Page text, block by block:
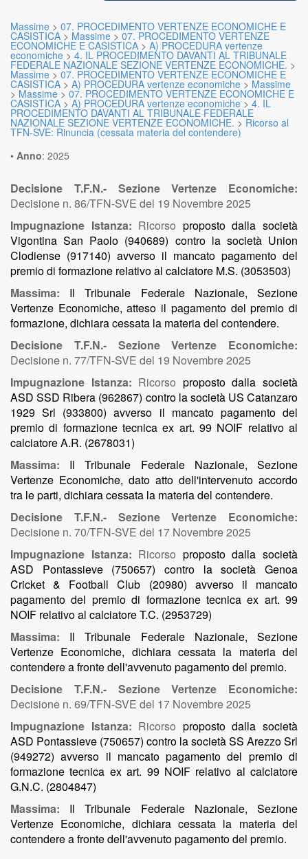
Massime > 07. PROCEDIMENTO VERTENZE ECONOMICHE E
CASISTICA > Massime > 07. PROCEDIMENTO VERTENZE
ECONOMICHE E CASISTICA > A) PROCEDURA vertenze
economiche > 4. IL PROCEDIMENTO DAVANTI AL TRIBUNALE
FEDERALE NAZIONALE SEZIONE VERTENZE ECONOMICHE. >
Massime > 07. PROCEDIMENTO VERTENZE ECONOMICHE E
CASISTICA > A) PROCEDURA vertenze economiche > Massime
> Massime > 07. PROCEDIMENTO VERTENZE ECONOMICHE E
CASISTICA > A) PROCEDURA vertenze economiche > 4. IL
PROCEDIMENTO DAVANTI AL TRIBUNALE FEDERALE
NAZIONALE SEZIONE VERTENZE ECONOMICHE. > Ricorso al
TFN-SVE: Rinuncia (cessata materia del contendere)
• Anno: 2025
Decisione T.F.N.- Sezione Vertenze Economiche:
Decisione n. 86/TFN-SVE del 19 Novembre 2025
Impugnazione Istanza: Ricorso proposto dalla società
Vigontina San Paolo (940689) contro la società Union
Clodiense (917140) avverso il mancato pagamento del
premio di formazione relativo al calciatore M.S. (3053503)
Massima: Il Tribunale Federale Nazionale, Sezione
Vertenze Economiche, atteso il pagamento del premio di
formazione, dichiara cessata la materia del contendere.
Decisione T.F.N.- Sezione Vertenze Economiche:
Decisione n. 77/TFN-SVE del 19 Novembre 2025
Impugnazione Istanza: Ricorso proposto dalla società
ASD SSD Ribera (962867) contro la società US Catanzaro
1929 Srl (933800) avverso il mancato pagamento del
premio di formazione tecnica ex art. 99 NOIF relativo al
calciatore A.R. (2678031)
Massima: Il Tribunale Federale Nazionale, Sezione
Vertenze Economiche, dato atto dell'intervenuto accordo
tra le parti, dichiara cessata la materia del contendere.
Decisione T.F.N.- Sezione Vertenze Economiche:
Decisione n. 70/TFN-SVE del 17 Novembre 2025
Impugnazione Istanza: Ricorso proposto dalla società
ASD Pontassieve (750657) contro la società Genoa
Cricket & Football Club (20980) avverso il mancato
pagamento del premio di formazione tecnica ex art. 99
NOIF relativo al calciatore T.C. (2953729)
Massima: Il Tribunale Federale Nazionale, Sezione
Vertenze Economiche, dichiara cessata la materia del
contendere a fronte dell'avvenuto pagamento del premio.
Decisione T.F.N.- Sezione Vertenze Economiche:
Decisione n. 69/TFN-SVE del 17 Novembre 2025
Impugnazione Istanza: Ricorso proposto dalla società
ASD Pontassieve (750657) contro la società SS Arezzo Srl
(949272) avverso il mancato pagamento del premio di
formazione tecnica ex art. 99 NOIF relativo al calciatore
G.N.C. (2804847)
Massima: Il Tribunale Federale Nazionale, Sezione
Vertenze Economiche, dichiara cessata la materia del
contendere a fronte dell'avvenuto pagamento del premio.